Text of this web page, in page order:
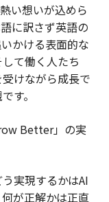
い想いが込めら
に訳さず英語の
かける表面的な
て働く人たち
けながら成長で
す。
Better」の実
実現するかはAI
が正解かは正直